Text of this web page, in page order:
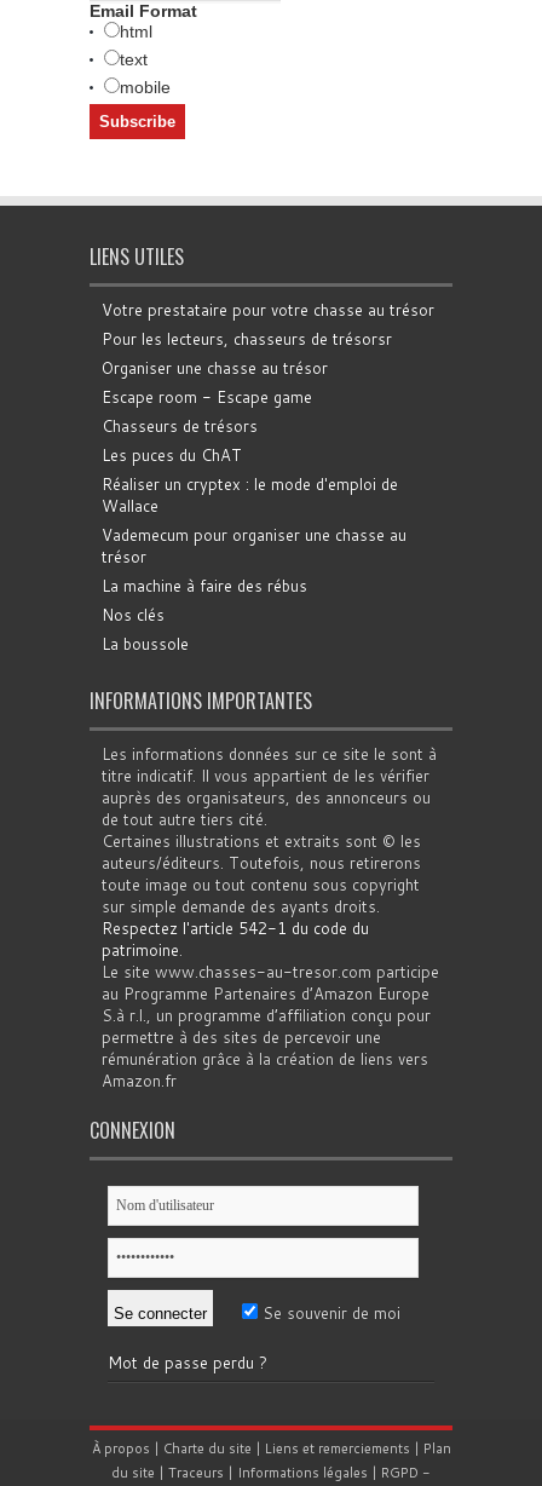
Email Format
html
text
mobile
LIENS UTILES
Votre prestataire pour votre chasse au trésor
Pour les lecteurs, chasseurs de trésorsr
Organiser une chasse au trésor
Escape room - Escape game
Chasseurs de trésors
Les puces du ChAT
Réaliser un cryptex : le mode d'emploi de
Wallace
Vademecum pour organiser une chasse au
trésor
La machine à faire des rébus
Nos clés
La boussole
INFORMATIONS IMPORTANTES
Les informations données sur ce site le sont à
titre indicatif. Il vous appartient de les vérifier
auprès des organisateurs, des annonceurs ou
de tout autre tiers cité.
Certaines illustrations et extraits sont © les
auteurs/éditeurs. Toutefois, nous retirerons
toute image ou tout contenu sous copyright
sur simple demande des ayants droits.
Respectez l'article 542-1 du code du
patrimoine.
Le site www.chasses-au-tresor.com participe
au Programme Partenaires d’Amazon Europe
S.à r.l., un programme d’affiliation conçu pour
permettre à des sites de percevoir une
rémunération grâce à la création de liens vers
Amazon.fr
CONNEXION
Se souvenir de moi
Mot de passe perdu ?
À propos | Charte du site | Liens et remerciements | Plan
du site | Traceurs | Informations légales | RGPD -